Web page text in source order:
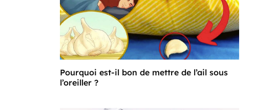
Pourquoi est-il bon de mettre de l’ail sous
l’oreiller ?